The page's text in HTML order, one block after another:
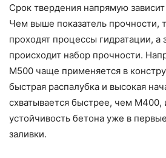
Срок твердения напрямую
Чем выше показатель прочности,
проходят процессы гидратации, а
происходит набор прочности.
М500 чаще применяется в
быстрая распалубка и высокая
схватывается быстрее, чем М400,
устойчивость бетона уже в
заливки.